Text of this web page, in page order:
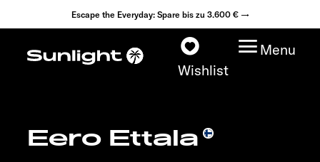
Escape the Everyday: Spare bis zu 3.600 € →
Wishlist
Menu
Modelle
Eero Ettala